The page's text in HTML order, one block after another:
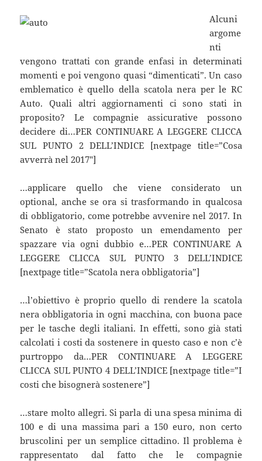
Alcuni
argome
nti
vengono trattati con grande enfasi in determinati
momenti e poi vengono quasi “dimenticati”. Un caso
emblematico è quello della scatola nera per le RC
Auto. Quali altri aggiornamenti ci sono stati in
proposito? Le compagnie assicurative possono
decidere di…PER CONTINUARE A LEGGERE CLICCA
SUL PUNTO 2 DELL’INDICE [nextpage title=”Cosa
avverrà nel 2017″]
…applicare quello che viene considerato un
optional, anche se ora si trasformando in qualcosa
di obbligatorio, come potrebbe avvenire nel 2017. In
Senato è stato proposto un emendamento per
spazzare via ogni dubbio e…PER CONTINUARE A
LEGGERE CLICCA SUL PUNTO 3 DELL’INDICE
[nextpage title=”Scatola nera obbligatoria”]
…l’obiettivo è proprio quello di rendere la scatola
nera obbligatoria in ogni macchina, con buona pace
per le tasche degli italiani. In effetti, sono già stati
calcolati i costi da sostenere in questo caso e non c’è
purtroppo da…PER CONTINUARE A LEGGERE
CLICCA SUL PUNTO 4 DELL’INDICE [nextpage title=”I
costi che bisognerà sostenere”]
…stare molto allegri. Si parla di una spesa minima di
100 e di una massima pari a 150 euro, non certo
bruscolini per un semplice cittadino. Il problema è
rappresentato dal fatto che le compagnie